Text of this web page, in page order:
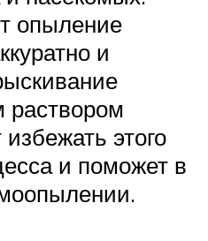
опыление
и
раствором
этого
и поможет в